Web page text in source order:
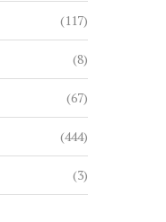
EDWIN RAYMOND
SERMENT COMME
NEW...
7 août 2026
(117)
(8)
(67)
(444)
(3)